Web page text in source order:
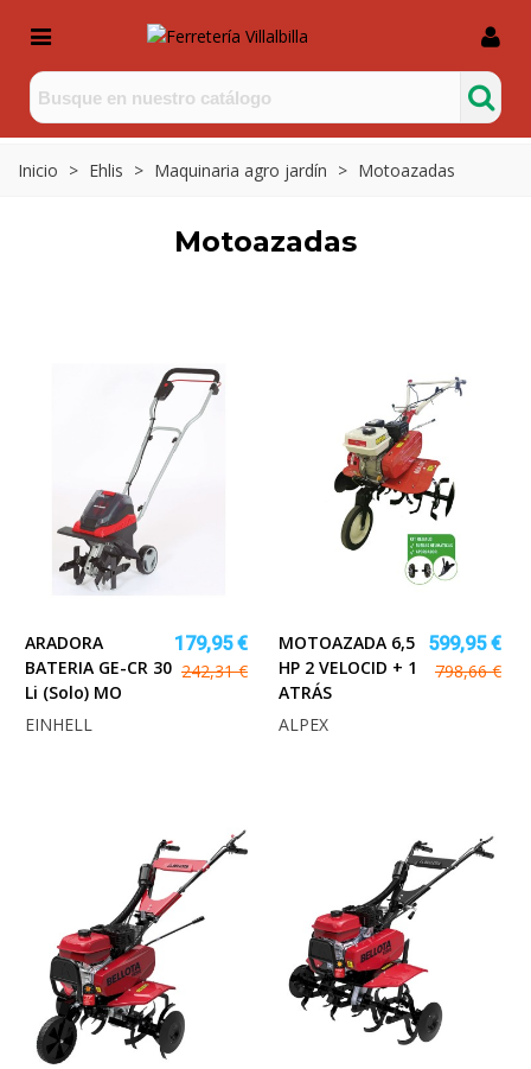
Inicio > Ehlis > Maquinaria agro jardín > Motoazadas
Motoazadas
ARADORA
BATERIA GE-CR 30
Li (Solo) MO
179,95 €
242,31 €
EINHELL
MOTOAZADA 6,5
HP 2 VELOCID + 1
ATRÁS
599,95 €
798,66 €
ALPEX